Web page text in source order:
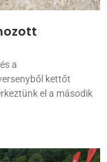
a
kettőt
el a második